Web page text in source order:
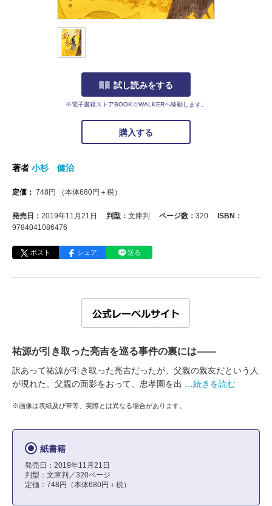
試し読みをする
※電子書籍ストアBOOK☆WALKERへ移動します。
購入する
著者 小杉 健治
定価： 748円 （本体680円＋税）
発売日： 2019年11月21日 判型： 文庫判 ページ数： 320
ISBN：
9784041086476
ポスト シェア 送る
祐源が引き取った亮吉を巡る事件の裏には――
訳あって祐源が引き取った亮吉だったが、父親の親友だという人
が現れた。父親の面影をおって、忠孝園を出
…続きを読む
※画像は表紙及び帯等、実際とは異なる場合があります。
紙書籍
発売日：2019年11月21日
判型：文庫判／320ページ
定価：748円（本体680円＋税）